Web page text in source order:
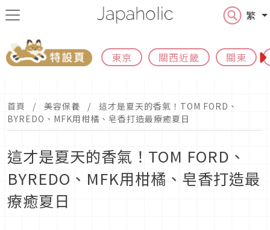
繁
東京 關西近畿 關東
首頁 美容保養
這才是夏天的香氣！TOM FORD、
BYREDO、MFK用柑橘、皂香打造最療癒夏日
這才是夏天的香氣！TOM FORD、
BYREDO、MFK用柑橘、皂香打造最
療癒夏日